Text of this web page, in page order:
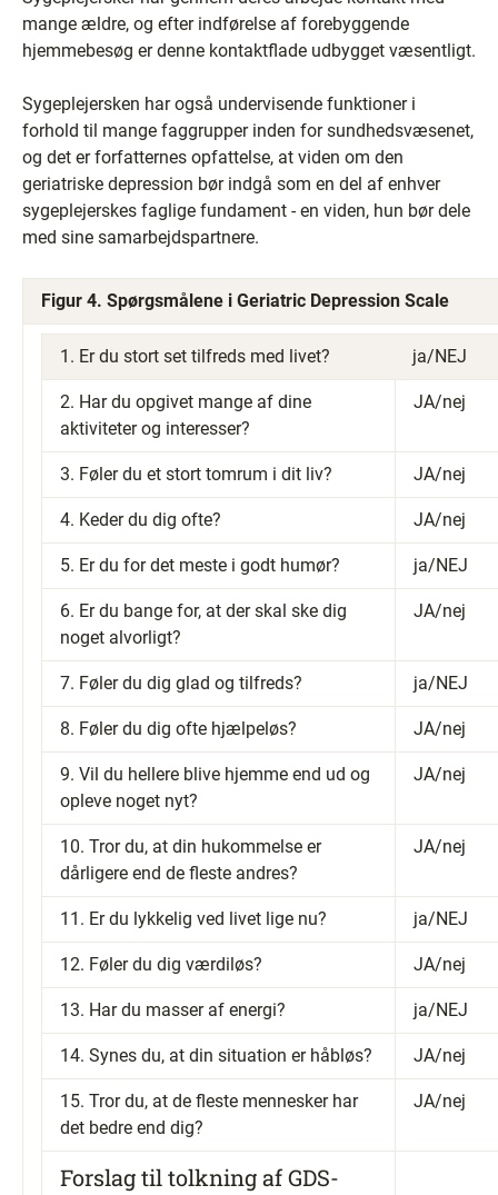
mange ældre, og efter indførelse af forebyggende
hjemmebesøg er denne kontaktflade udbygget væsentligt.
Sygeplejersken har også undervisende funktioner i
forhold til mange faggrupper inden for sundhedsvæsenet,
og det er forfatternes opfattelse, at viden om den
geriatriske depression bør indgå som en del af enhver
sygeplejerskes faglige fundament - en viden, hun bør dele
med sine samarbejdspartnere.
Figur 4. Spørgsmålene i Geriatric Depression Scale
1. Er du stort set tilfreds med livet? ja/NEJ
2. Har du opgivet mange af dine
aktiviteter og interesser?
JA/nej
3. Føler du et stort tomrum i dit liv? JA/nej
4. Keder du dig ofte? JA/nej
5. Er du for det meste i godt humør? ja/NEJ
6. Er du bange for, at der skal ske dig
noget alvorligt?
JA/nej
7. Føler du dig glad og tilfreds? ja/NEJ
8. Føler du dig ofte hjælpeløs? JA/nej
9. Vil du hellere blive hjemme end ud og
opleve noget nyt?
JA/nej
10. Tror du, at din hukommelse er
dårligere end de fleste andres?
JA/nej
11. Er du lykkelig ved livet lige nu? ja/NEJ
12. Føler du dig værdiløs? JA/nej
13. Har du masser af energi? ja/NEJ
14. Synes du, at din situation er håbløs? JA/nej
15. Tror du, at de fleste mennesker har
det bedre end dig?
JA/nej
Forslag til tolkning af GDS-